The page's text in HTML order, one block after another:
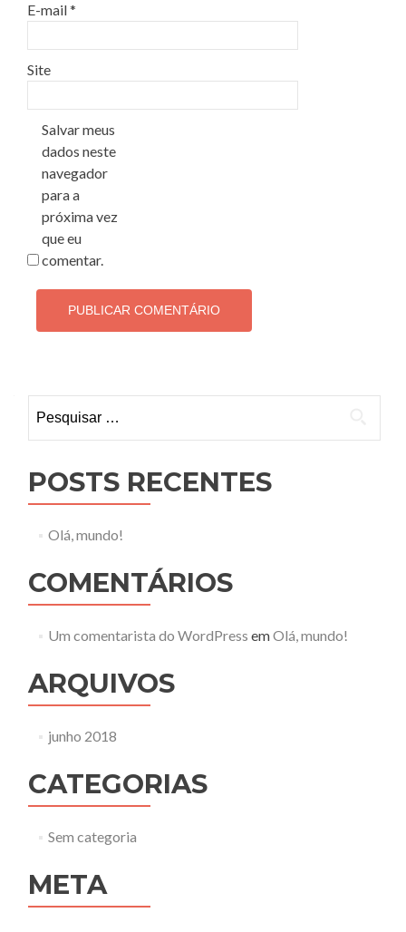
E-mail*
Site
Salvar meus
dados neste
navegador
para a
próxima vez
que eu
comentar.
por:
POSTS RECENTES
Olá, mundo!
COMENTÁRIOS
Um comentarista do WordPress emOlá, mundo!
ARQUIVOS
junho 2018
CATEGORIAS
Sem categoria
META